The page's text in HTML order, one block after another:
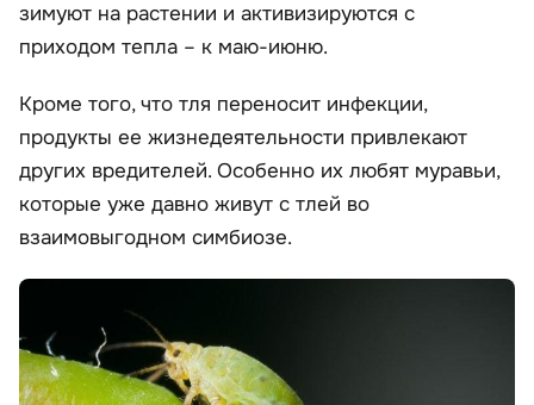
зимуют на растении и активизируются с
приходом тепла – к маю-июню.
Кроме того, что тля переносит инфекции,
продукты ее жизнедеятельности привлекают
других вредителей. Особенно их любят муравьи,
которые уже давно живут с тлей во
взаимовыгодном симбиозе.